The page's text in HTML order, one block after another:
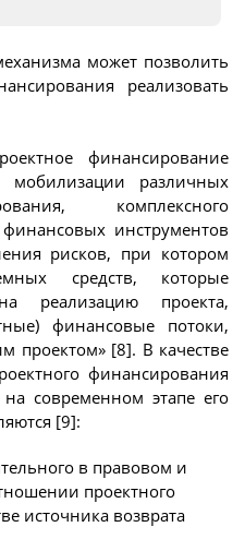
может позволить
реализовать
финансирование
мобилизации различных
комплексного
инструментов
рисков, при котором
средств, которые
реализацию проекта,
финансовые потоки,
проектом» [8]. В качестве
финансирования
современном этапе его
[9]:
в правовом и
проектного
источника возврата